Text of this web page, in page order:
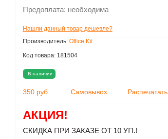
Производитель: Office Kit
Код товара: 181504
В наличии
350 руб. Самовывоз Распечатать
Предоплата: необходима
Нашли данный товар дешевле?
АКЦИЯ!
СКИДКА ПРИ ЗАКАЗЕ ОТ 10 УП.!